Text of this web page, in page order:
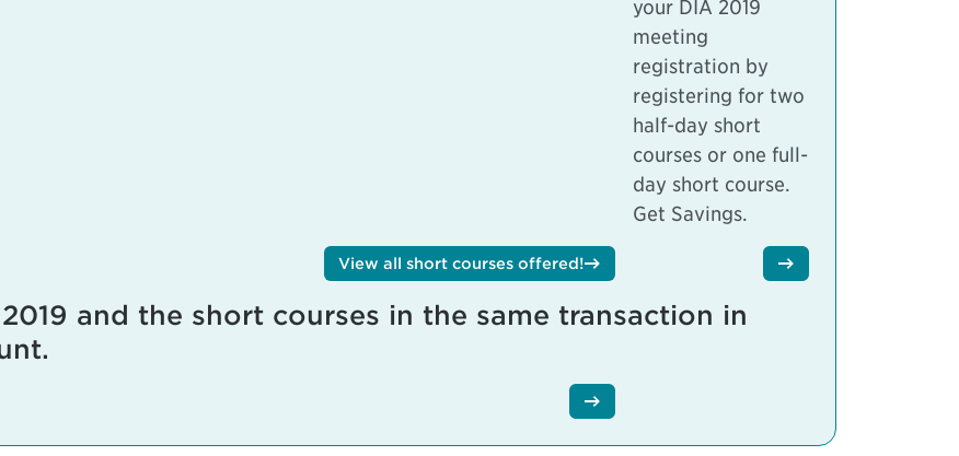
your DIA 2019
meeting
registration by
registering for two
half-day short
courses or one full-
day short course.
Get Savings.
View all short courses offered!
and the short courses in the same transaction in